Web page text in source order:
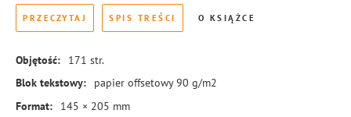
PRZECZYTAJ SPIS TREŚCI O KSIĄŻCE
Objętość: 171 str.
Blok tekstowy:
papier offsetowy 90 g/m2
Format:
145 × 205 mm